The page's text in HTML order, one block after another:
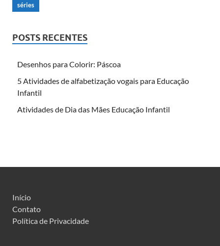
séries
POSTS RECENTES
Desenhos para Colorir: Páscoa
5 Atividades de alfabetização vogais para Educação
Infantil
Atividades de Dia das Mães Educação Infantil
Início
Contato
Política de Privacidade